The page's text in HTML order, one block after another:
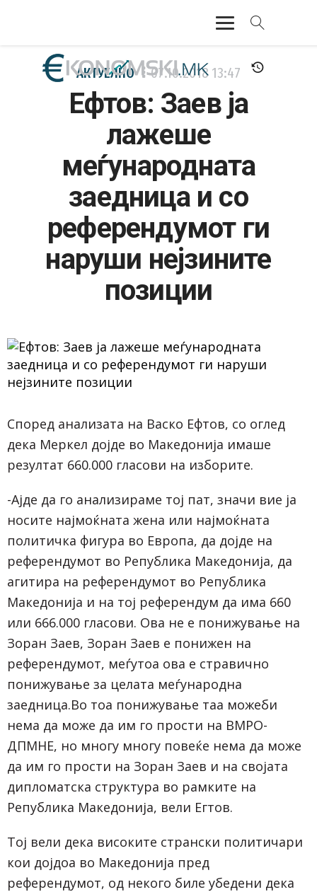
АКТУЕЛНО
ЕКОНОМИЈА
ФИНАНСИИ
БАНКАРСТВО
ЖИВОТ
МОЗАИК
АКТУЕЛНО 07.10.2018 13:47
Ефтов: Заев ја
лажеше
меѓународната
заедница и со
референдумот ги
наруши нејзините
позиции
Според анализата на Васко Ефтов, со оглед
дека Меркел дојде во Македонија имаше
резултат 660.000 гласови на изборите.
-Ајде да го анализираме тој пат, значи вие ја
носите најмоќната жена или најмоќната
политичка фигура во Европа, да дојде на
референдумот во Република Македонија, да
агитира на референдумот во Република
Македонија и на тој референдум да има 660
или 666.000 гласови. Ова не е понижување на
Зоран Заев, Зоран Заев е понижен на
референдумот, меѓутоа ова е стравично
понижување за целата меѓународна
заедница.Во тоа понижување таа можеби
нема да може да им го прости на ВМРО-
ДПМНЕ, но многу многу повеќе нема да може
да им го прости на Зоран Заев и на својата
дипломатска структура во рамките на
Република Македонија, вели Егтов.
Тој вели дека високите странски политичари
кои дојдоа во Македонија пред
референдумот, од некого биле убедени дека